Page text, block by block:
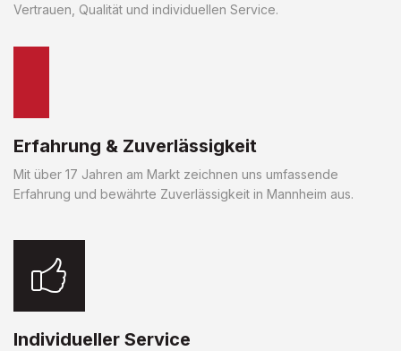
Vertrauen, Qualität und individuellen Service.
Erfahrung & Zuverlässigkeit
Mit über 17 Jahren am Markt zeichnen uns umfassende
Erfahrung und bewährte Zuverlässigkeit in Mannheim aus.
Individueller Service